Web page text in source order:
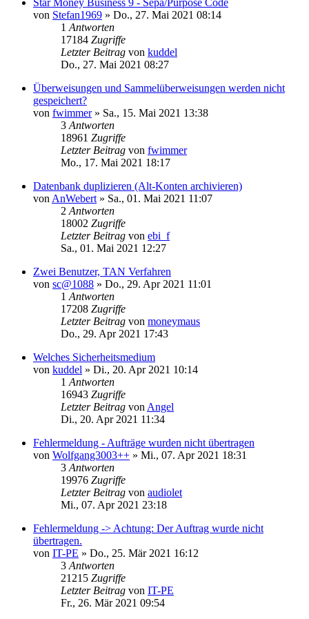
von Stefan1969 » Do., 27. Mai 2021 08:14
1 Antworten
17184 Zugriffe
Letzter Beitrag von kuddel
Do., 27. Mai 2021 08:27
Überweisungen und Sammelüberweisungen werden nicht
gespeichert?
von fwimmer» Sa., 15. Mai 2021 13:38
3 Antworten
18961 Zugriffe
Letzter Beitrag von fwimmer
Mo., 17. Mai 2021 18:17
Datenbank duplizieren (Alt-Konten archivieren)
von AnWebert » Sa., 01. Mai 2021 11:07
2 Antworten
18002 Zugriffe
Letzter Beitrag von ebi_f
Sa., 01. Mai 2021 12:27
Zwei Benutzer, TAN Verfahren
von sc@1088 » Do., 29. Apr 2021 11:01
1 Antworten
17208 Zugriffe
Letzter Beitrag von moneymaus
Do., 29. Apr 2021 17:43
Welches Sicherheitsmedium
von kuddel » Di., 20. Apr 2021 10:14
1 Antworten
16943 Zugriffe
Letzter Beitrag von Angel
Di., 20. Apr 2021 11:34
Fehlermeldung - Aufträge wurden nicht übertragen
von Wolfgang3003++ » Mi., 07. Apr 2021 18:31
3 Antworten
19976 Zugriffe
Letzter Beitrag von audiolet
Mi., 07. Apr 2021 23:18
Fehlermeldung -> Achtung: Der Auftrag wurde nicht
übertragen.
von IT-PE » Do., 25. Mär 2021 16:12
3 Antworten
21215 Zugriffe
Letzter Beitrag von IT-PE
Fr., 26. Mär 2021 09:54